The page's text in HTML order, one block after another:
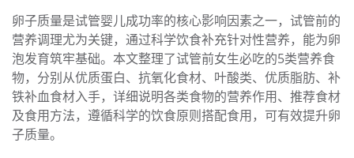
卵子质量是试管婴儿成功率的核心影响因素之一，试管前的
营养调理尤为关键，通过科学饮食补充针对性营养，能为卵
泡发育筑牢基础。本文整理了试管前女生必吃的5类营养食
物，分别从优质蛋白、抗氧化食材、叶酸类、优质脂肪、补
铁补血食材入手，详细说明各类食物的营养作用、推荐食材
及食用方法，遵循科学的饮食原则搭配食用，可有效提升卵
子质量。